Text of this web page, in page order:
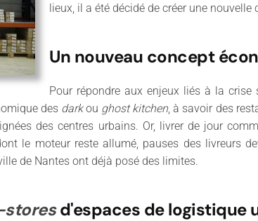
lieux, il a été décidé de créer une nouvelle
Un nouveau concept
Pour répondre aux enjeux liés à la
des darkou ghost kitchen, à savoir des
des centres urbains. Or, livrer de jour
le moteur reste allumé, pauses des livreurs
de Nantes ont déjà posé des limites.
d'espaces de logistique